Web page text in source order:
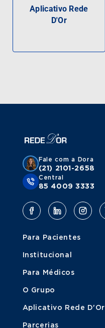
Aplicativo Rede
D'Or
Fale com a Dora
(21) 2101-2658
Central
85 4009 3333
Para Pacientes
Institucional
Para Médicos
O Grupo
Aplicativo Rede D'Or
Parcerias